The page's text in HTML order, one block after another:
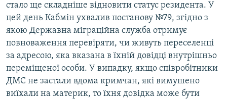
стало ще складніше відновити статус резидента. У
цей день Кабмін ухвалив постанову №79, згідно з
якою Державна міграційна служба отримує
повноваження перевіряти, чи живуть переселенці
за адресою, яка вказана в їхній довідці внутрішньо
переміщеної особи. У випадку, якщо співробітники
ДМС не застали вдома кримчан, які вимушено
виїхали на материк, то їхня довідка може бути